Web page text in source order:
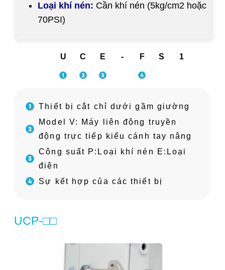
Loại khí nén: Cần khí nén (5kg/cm2 hoặc
70PSI)
U C E - F S 1
Thiết bị cắt chỉ dưới gầm giường
Model V: Máy liên động truyền
động trực tiếp kiểu cánh tay nâng
Công suất P:Loại khí nén E:Loại
điện
Sự kết hợp của các thiết bị
UCP-□□